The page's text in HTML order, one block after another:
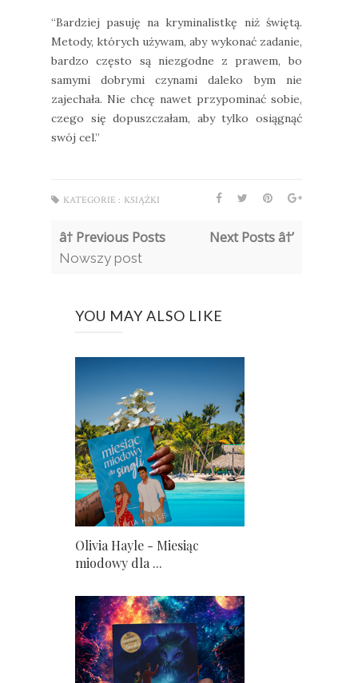
“Bardziej pasuję na kryminalistkę niż świętą.
Metody, których używam, aby wykonać zadanie,
bardzo często są niezgodne z prawem, bo
samymi dobrymi czynami daleko bym nie
zajechała. Nie chcę nawet przypominać sobie,
czego się dopuszczałam, aby tylko osiągnąć
swój cel.”
KATEGORIE : KSIĄŻKI
â† Previous Posts
Nowszy post
Next Posts â†’
YOU MAY ALSO LIKE
Olivia Hayle - Miesiąc
miodowy dla ...